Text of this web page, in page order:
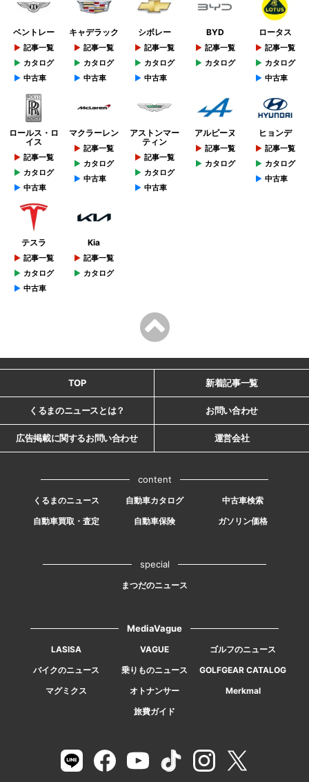
ベントレー
記事一覧
カタログ
中古車
キャデラック
記事一覧
カタログ
中古車
シボレー
記事一覧
カタログ
中古車
BYD
記事一覧
カタログ
ロータス
記事一覧
カタログ
中古車
ロールス・ロ
イス
記事一覧
カタログ
中古車
マクラーレン
記事一覧
カタログ
中古車
アストンマー
ティン
記事一覧
カタログ
中古車
アルピーヌ
記事一覧
カタログ
ヒョンデ
記事一覧
カタログ
中古車
テスラ
記事一覧
カタログ
中古車
Kia
記事一覧
カタログ
TOP 新着記事一覧
くるまのニュースとは？ お問い合わせ
広告掲載に関するお問い合わせ 運営会社
content
くるまのニュース 自動車カタログ
中古車検索
自動車買取・査定
自動車保険 ガソリン価格
special
まつだのニュース
MediaVague
LASISA VAGUE
ゴルフのニュース
バイクのニュース
乗りものニュース
GOLFGEAR CATALOG
マグミクス
オトナンサー
Merkmal
旅費ガイド